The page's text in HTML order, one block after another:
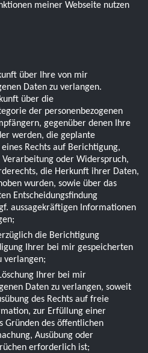
meiner Webseite nutzen
über Ihre von mir
Daten zu verlangen.
über die
der personenbezogenen
gegenüber denen Ihre
werden, die geplante
Rechts auf Berichtigung,
Verarbeitung oder Widerspruch,
die Herkunft ihrer Daten,
wurden, sowie über das
Entscheidungsfindung
aussagekräftigen Informationen
die Berichtigung
Ihrer bei mir gespeicherten
verlangen;
Ihrer bei mir
Daten zu verlangen, soweit
des Rechts auf freie
zur Erfüllung einer
Gründen des öffentlichen
Ausübung oder
erforderlich ist;